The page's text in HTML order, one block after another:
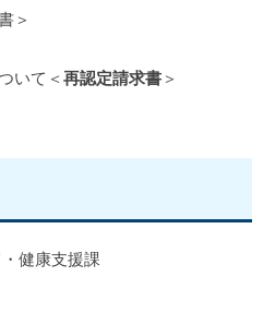
＞
いて＜再認定請求書＞
健康支援課